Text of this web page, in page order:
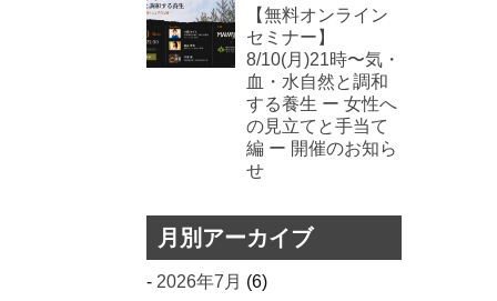
【無料オンライン
セミナー】
8/10(月)21時〜気・
血・水自然と調和
する養生 ー 女性へ
の見立てと手当て
編 ー 開催のお知ら
せ
月別アーカイブ
2026年7月 (6)